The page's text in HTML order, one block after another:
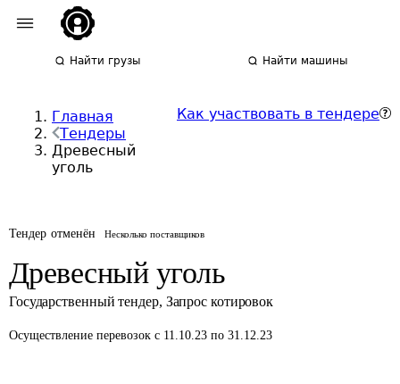
Найти грузы Найти машины
Главная
Тендеры
Древесный
уголь
Как участвовать в тендере
Тендер отменён Несколько поставщиков
Древесный уголь
Государственный тендер, Запрос котировок
Осуществление перевозок с 11.10.23 по 31.12.23